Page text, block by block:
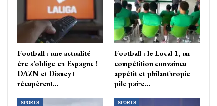
Football : une actualité
ère s’oblige en Espagne !
DAZN et Disney+
récupèrent…
Football : le Local 1, un
compétition convaincu
appétit et philanthropie
pile paire…
SPORTS SPORTS